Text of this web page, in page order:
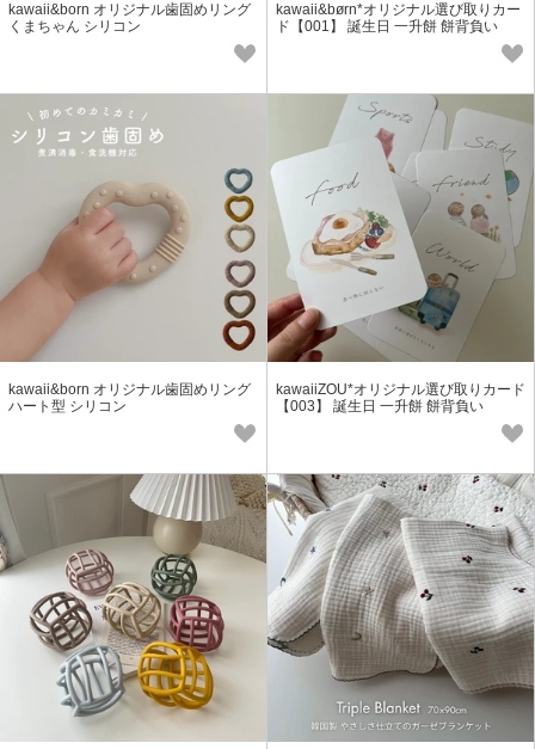
kawaii&born オリジナル歯固めリング
くまちゃん シリコン
kawaii&børn*オリジナル選び取りカー
ド【001】 誕生日 一升餅 餅背負い
kawaii&born オリジナル歯固めリング
ハート型 シリコン
kawaiiZOU*オリジナル選び取りカード
【003】 誕生日 一升餅 餅背負い